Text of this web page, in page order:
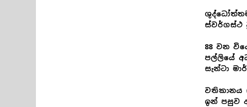
ශුද්ධෝත්තම
ස්වර්ගස්ථ
88 වන
පල්ලියේ
සැන්ටා
වතිකානය
ඉන් පසුව